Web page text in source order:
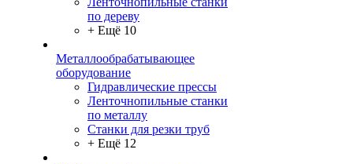
по дереву
+ Ещё 10
Металлообрабатывающее
оборудование
Гидравлические прессы
Ленточнопильные станки
по металлу
Станки для резки труб
+ Ещё 12